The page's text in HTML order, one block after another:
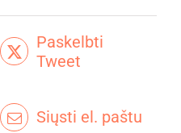
Paskelbti
Tweet
Siųsti el. paštu